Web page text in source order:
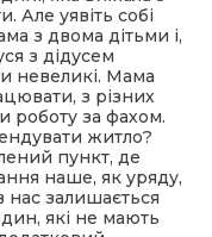
Але уявіть собі
з двома дітьми і,
з дідусем
невеликі. Мама
з різних
роботу за фахом.
житло?
пункт, де
наше, як уряду,
залишається
які не мають